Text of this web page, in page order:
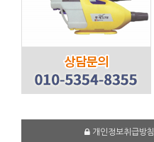
개인정보취급방침